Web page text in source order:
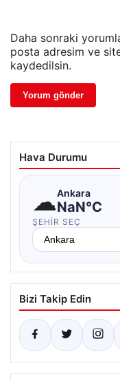
Daha sonraki
posta adresim ve
kaydedilsin.
Hava Durumu
☁Ankara
NaN°C
ŞEHIR SEÇ
Bizi Takip Edin